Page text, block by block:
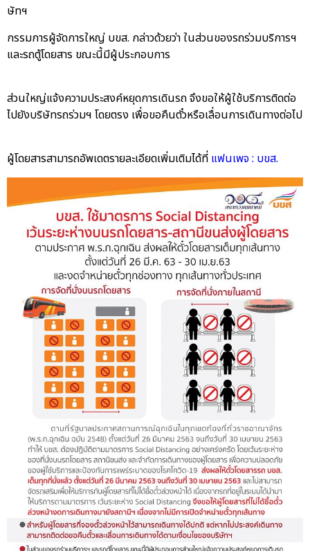
ษัทฯ
กรรมการผู้จัดการใหญ่ บขส. กล่าวด้วยว่า ในส่วนของรถร่วมบริการฯ
และรถตู้โดยสาร ขณะนี้มีผู้ประกอบการ
ส่วนใหญ่แจ้งความประสงค์หยุดการเดินรถ จึงขอให้ผู้ใช้บริการติดต่อ
ไปยังบริษัทรถร่วมฯ โดยตรง เพื่อขอคืนตั๋วหรือเลื่อนการเดินทางต่อไป
ผู้โดยสารสามารถอัพเดตรายละเอียดเพิ่มเติมได้ที่ แฟนเพจ : บขส.